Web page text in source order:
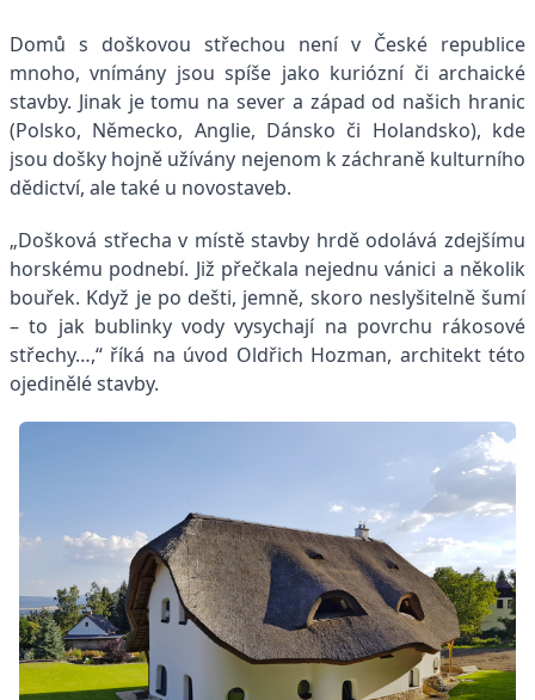
Domů s doškovou střechou není v České republice
mnoho, vnímány jsou spíše jako kuriózní či archaické
stavby. Jinak je tomu na sever a západ od našich hranic
(Polsko, Německo, Anglie, Dánsko či Holandsko), kde
jsou došky hojně užívány nejenom k záchraně kulturního
dědictví, ale také u novostaveb.
„Došková střecha v místě stavby hrdě odolává zdejšímu
horskému podnebí. Již přečkala nejednu vánici a několik
bouřek. Když je po dešti, jemně, skoro neslyšitelně šumí
– to jak bublinky vody vysychají na povrchu rákosové
střechy…,“ říká na úvod Oldřich Hozman, architekt této
ojedinělé stavby.